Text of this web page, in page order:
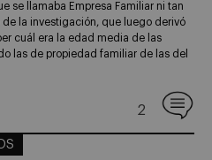
se llamaba Empresa Familiar ni tan
de la investigación, que luego derivó
cuál era la edad media de las
las de propiedad familiar de las del
2